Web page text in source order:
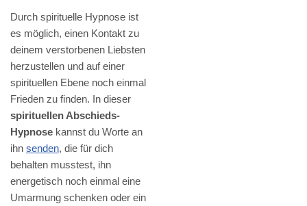
Durch spirituelle Hypnose ist
es möglich, einen Kontakt zu
deinem verstorbenen Liebsten
herzustellen und auf einer
spirituellen Ebene noch einmal
Frieden zu finden. In dieser
spirituellen Abschieds-
Hypnose kannst du Worte an
ihn senden, die für dich
behalten musstest, ihn
energetisch noch einmal eine
Umarmung schenken oder ein